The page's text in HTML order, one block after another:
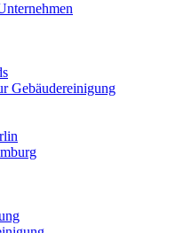
Gebäudereinigung